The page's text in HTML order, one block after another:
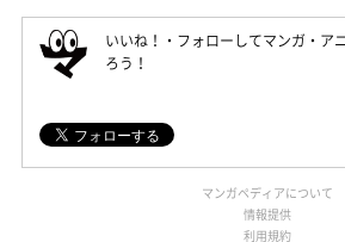
いいね！・フォローしてマンガ・ア
ろう！
マンガペディアについて
情報提供
利用規約